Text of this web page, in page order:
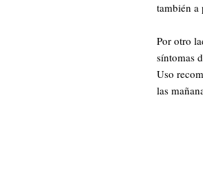
también a
Por otro
síntomas
Uso
las